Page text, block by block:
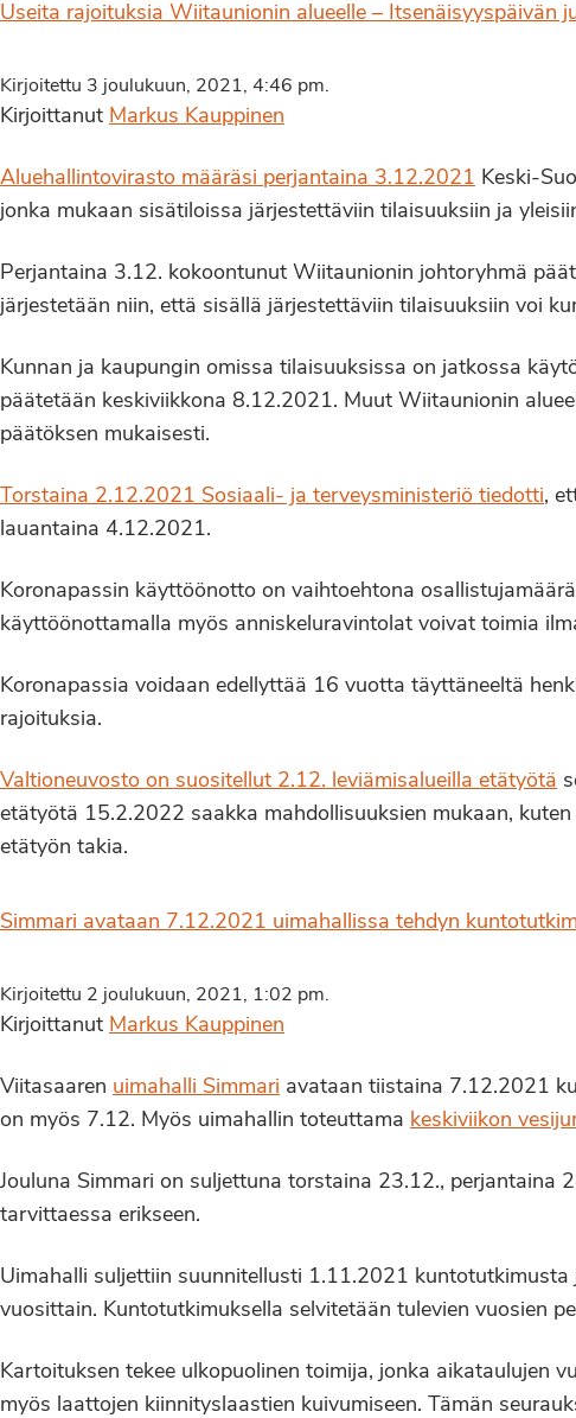
Useita rajoituksia Wiitaunionin alueelle – Itsenäisyyspäivän
Kirjoitettu 3 joulukuun, 2021, 4:46 pm.
Kirjoittanut Markus Kauppinen
Aluehallintovirasto määräsi perjantaina 3.12.2021 Keski-
jonka mukaan sisätiloissa järjestettäviin tilaisuuksiin ja
Perjantaina 3.12. kokoontunut Wiitaunionin johtoryhmä
järjestetään niin, että sisällä järjestettäviin tilaisuuksiin voi
Kunnan ja kaupungin omissa tilaisuuksissa on jatkossa
päätetään keskiviikkona 8.12.2021. Muut Wiitaunionin
päätöksen mukaisesti.
Torstaina 2.12.2021 Sosiaali- ja terveysministeriö tiedotti,
lauantaina 4.12.2021.
Koronapassin käyttöönotto on vaihtoehtona
käyttöönottamalla myös anniskeluravintolat voivat toimia
Koronapassia voidaan edellyttää 16 vuotta täyttäneeltä
rajoituksia.
Valtioneuvosto on suositellut 2.12. leviämisalueilla etätyötä
etätyötä 15.2.2022 saakka mahdollisuuksien mukaan,
etätyön takia.
Simmari avataan 7.12.2021 uimahallissa tehdyn
Kirjoitettu 2 joulukuun, 2021, 1:02 pm.
Kirjoittanut Markus Kauppinen
Viitasaaren uimahalli Simmari avataan tiistaina 7.12.2021
on myös 7.12. Myös uimahallin toteuttama keskiviikon
Jouluna Simmari on suljettuna torstaina 23.12.,
tarvittaessa erikseen.
Uimahalli suljettiin suunnitellusti 1.11.2021
vuosittain. Kuntotutkimuksella selvitetään tulevien vuosien
Kartoituksen tekee ulkopuolinen toimija, jonka aikataulujen
myös laattojen kiinnityslaastien kuivumiseen. Tämän